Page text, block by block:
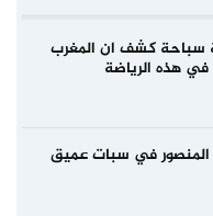
سباحة كشف ان المغرب
هذه الرياضة
في سبات عميق